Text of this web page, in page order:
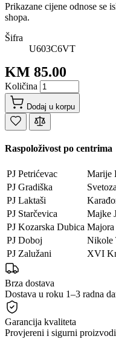
Prikazane cijene odnose se
shopa.
Šifra
U603C6VT
KM 85.00
Količina
Dodaj u korpu
Raspoloživost po centrima
PJ Petrićevac Marije
PJ Gradiška
PJ Laktaši
PJ Starčevica
Majke
PJ Kozarska Dubica
PJ Doboj
Nikole
PJ Zalužani
XVI
Brza dostava
Dostava u roku 1–3 radna
Garancija kvaliteta
Provjereni i sigurni proizvodi